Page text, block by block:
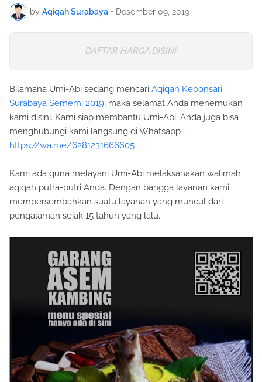
by Aqiqah Surabaya • Desember 09, 2019
DAFTAR HARGA DISINI
Bilamana Umi-Abi sedang mencari Aqiqah Kebonsari
Surabaya Sememi 2019, maka selamat Anda menemukan
kami disini. Kami siap membantu Umi-Abi. Anda juga bisa
menghubungi kami langsung di Whatsapp
https://wa.me/6281231666605
Kami ada guna melayani Umi-Abi melaksanakan walimah
aqiqah putra-putri Anda. Dengan bangga layanan kami
mempersembahkan suatu layanan yang muncul dari
pengalaman sejak 15 tahun yang lalu.